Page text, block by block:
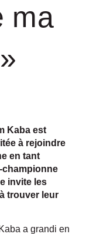
ma
Kaba est
à rejoindre
en tant
championne
invite les
trouver leur
a grandi en